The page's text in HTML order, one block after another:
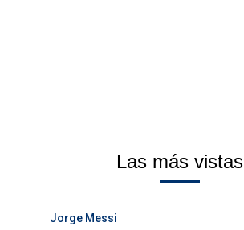
Las más vistas
Jorge Messi